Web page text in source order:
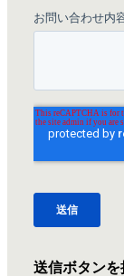
送信ボタン